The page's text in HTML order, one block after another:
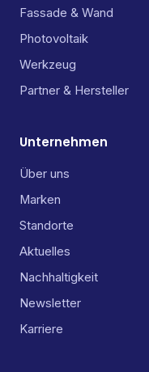
Fassade & Wand
Photovoltaik
Werkzeug
Partner & Hersteller
Unternehmen
Über uns
Marken
Standorte
Aktuelles
Nachhaltigkeit
Newsletter
Karriere